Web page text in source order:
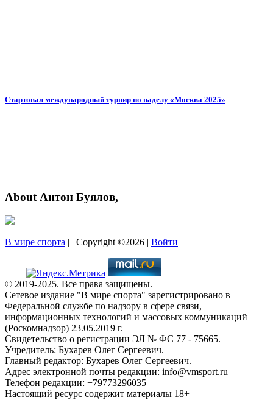
Стартовал международный турнир по паделу «Москва 2025»
About Антон Буялов,
В мире спорта | | Copyright ©2026 | Войти
© 2019-2025. Все права защищены.
Сетевое издание "В мире спорта" зарегистрировано в
Федеральной службе по надзору в сфере связи,
информационных технологий и массовых коммуникаций
(Роскомнадзор) 23.05.2019 г.
Свидетельство о регистрации ЭЛ № ФС 77 - 75665.
Учредитель: Бухарев Олег Сергеевич.
Главный редактор: Бухарев Олег Сергеевич.
Адрес электронной почты редакции: info@vmsport.ru
Телефон редакции: +79773296035
Настоящий ресурс содержит материалы 18+